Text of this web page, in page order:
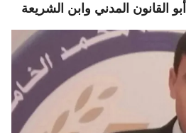
القانون المدني وابن الشريعة